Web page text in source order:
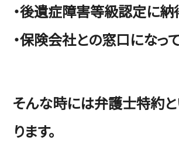
・後遺症障害等級認定に
・保険会社との窓口になっ
そんな時には弁護士特約
ります。